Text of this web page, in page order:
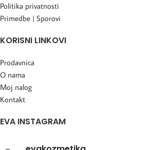
Politika privatnosti
Primedbe | Sporovi
KORISNI LINKOVI
Prodavnica
O nama
Moj nalog
Kontakt
EVA INSTAGRAM